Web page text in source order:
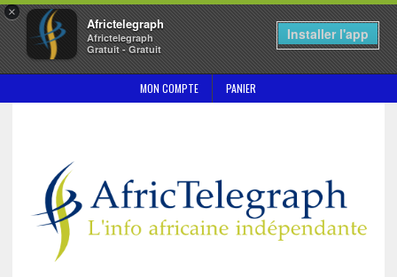
×
Africtelegraph
Africtelegraph
Gratuit - Gratuit
Installer l'app
MON COMPTE PANIER